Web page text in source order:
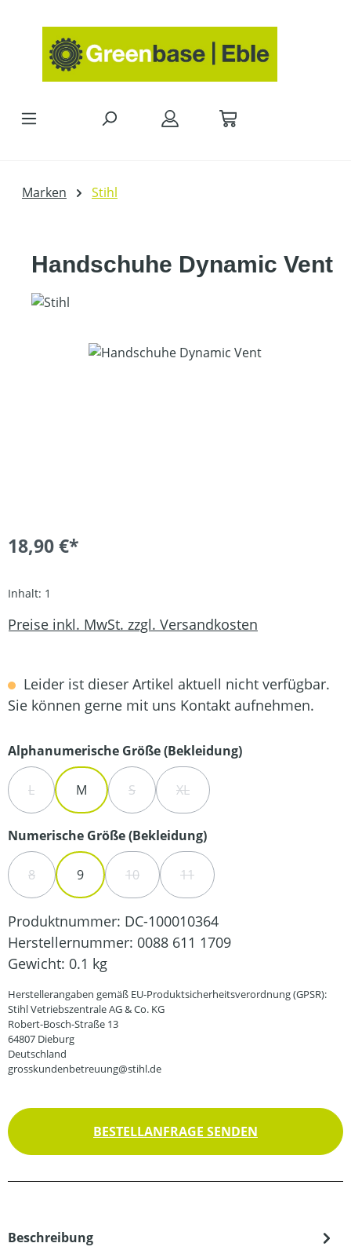
Marken Stihl
Handschuhe Dynamic Vent
Bildergalerie überspringen
18,90 €*
Inhalt: 1
Preise inkl. MwSt. zzgl. Versandkosten
Leider ist dieser Artikel aktuell nicht verfügbar.
Sie können gerne mit uns Kontakt aufnehmen.
Alphanumerische Größe (Bekleidung)auswählen
L(DIESE OPTION IST ZURZEIT NICHT VERFÜGBAR.)
M S(DIESE OPTION IST ZURZEIT NICHT
XL(DIESE OPTION IST ZURZEIT
Numerische Größe (Bekleidung)auswählen
8(DIESE OPTION IST ZURZEIT NICHT VERFÜGBAR.)
9 10(DIESE OPTION IST ZURZEIT NICHT
11(DIESE OPTION IST ZURZEIT
Produktnummer: DC-100010364
Herstellernummer: 0088 611 1709
Gewicht: 0.1 kg
Herstellerangaben gemäß EU-Produktsicherheitsverordnung (GPSR):
Stihl Vetriebszentrale AG & Co. KG
Robert-Bosch-Straße 13
64807 Dieburg
Deutschland
grosskundenbetreuung@stihl.de
BESTELLANFRAGE SENDEN
Beschreibung